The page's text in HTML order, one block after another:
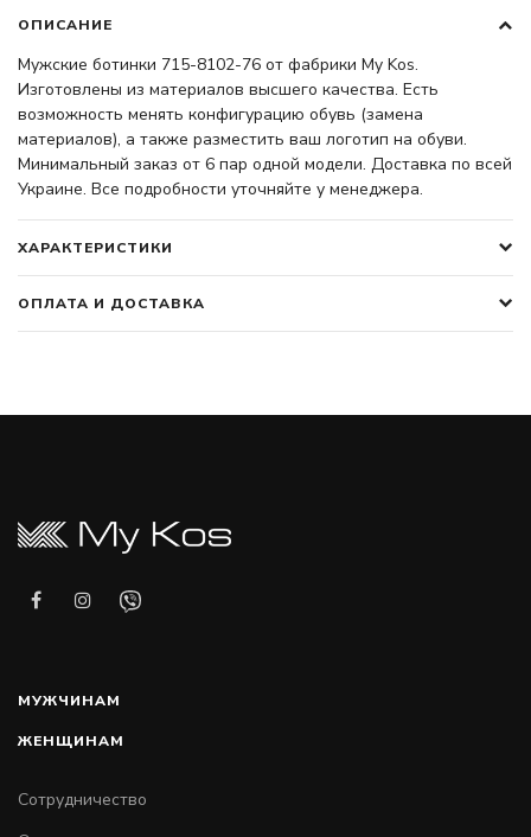
ОПИСАНИЕ
Мужские ботинки 715-8102-76 от фабрики My Kos.
Изготовлены из материалов высшего качества. Есть
возможность менять конфигурацию обувь (замена
материалов), а также разместить ваш логотип на обуви.
Минимальный заказ от 6 пар одной модели. Доставка по всей
Украине. Все подробности уточняйте у менеджера.
ХАРАКТЕРИСТИКИ
ОПЛАТА И ДОСТАВКА
МУЖЧИНАМ
ЖЕНЩИНАМ
Сотрудничество